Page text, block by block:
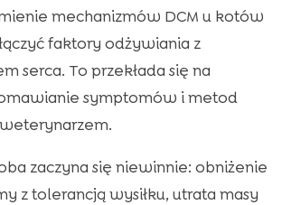
mechanizmów DCM u kotów
faktory odżywiania z
serca. To przekłada się na
symptomów i metod
zaczyna się niewinnie: obniżenie
z tolerancją wysiłku, utrata masy